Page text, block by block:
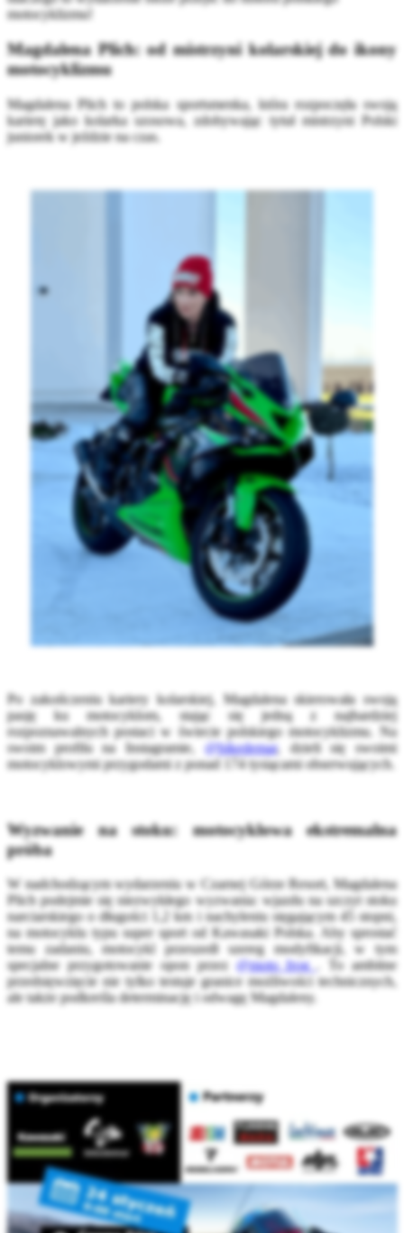
motocyklizmu!
Magdalena Plich: od mistrzyni kolarskiej do ikony
motocyklizmu
Magdalena Plich to polska sportsmenka, która rozpoczęła swoją
karierę jako kolarka szosowa, zdobywając tytuł mistrzyni Polski
juniorek w jeździe na czas.
Po zakończeniu kariery kolarskiej, Magdalena skierowała swoją
pasję ku motocyklom, stając się jedną z najbardziej
rozpoznawalnych postaci w świecie polskiego motocyklizmu. Na
swoim profilu na Instagramie, @bikedemar, dzieli się swoimi
motocyklowymi przygodami z ponad 174 tysiącami obserwujących.
Wyzwanie na stoku: motocyklowa ekstremalna
próba
W nadchodzącym wydarzeniu w Czarnej Górze Resort, Magdalena
Plich podejmie się niezwykłego wyzwania: wjazdu na szczyt stoku
narciarskiego o długości 1,2 km i nachyleniu sięgającym 45 stopni,
na motocyklu typu super sport od Kawasaki Polska. Aby sprostać
temu zadaniu, motocykl przeszedł szereg modyfikacji, w tym
specjalne przygotowanie opon przez @moto_frog_
. To ambitne
przedsięwzięcie nie tylko testuje granice możliwości technicznych,
ale także podkreśla determinację i odwagę Magdaleny.